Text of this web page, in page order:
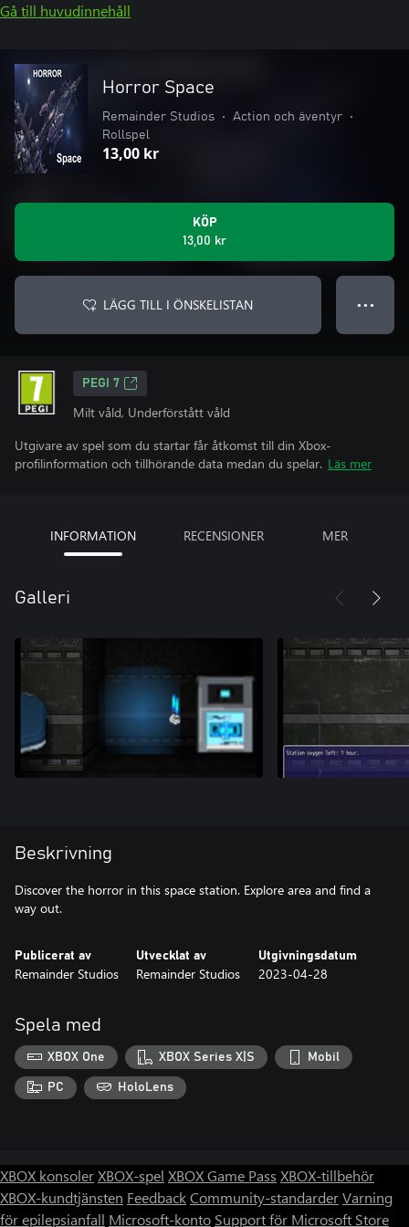
Gå till huvudinnehåll
Horror Space
Remainder Studios • Action och äventyr
•
Rollspel
13,00 kr
KÖP
13,00 kr
LÄGG TILL I ÖNSKELISTAN ● ● ●
PEGI 7
Milt våld, Underförstått våld
Utgivare av spel som du startar får åtkomst till din Xbox-
profilinformation och tillhörande data medan du spelar. Läs mer
INFORMATION RECENSIONER MER
Galleri
Beskrivning
Discover the horror in this space station. Explore area and find a
way out.
Publicerat av
Remainder Studios
Utvecklat av
Remainder Studios
Utgivningsdatum
2023-04-28
Spela med
XBOX One XBOX Series X|S Mobil
PC HoloLens
XBOX konsolerXBOX-spel XBOX Game Pass XBOX-tillbehör
XBOX-kundtjänsten FeedbackCommunity-standarderVarning
för epilepsianfall Microsoft-konto Support för Microsoft Store